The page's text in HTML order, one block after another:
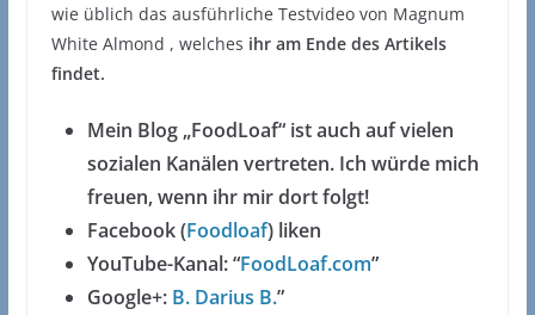
wie üblich das ausführliche Testvideo von Magnum
White Almond , welches ihr am Ende des Artikels
findet.
Mein Blog „FoodLoaf“ ist auch auf vielen
sozialen Kanälen vertreten. Ich würde mich
freuen, wenn ihr mir dort folgt!
Facebook (Foodloaf) liken
YouTube-Kanal: “FoodLoaf.com”
Google+: B. Darius B.”